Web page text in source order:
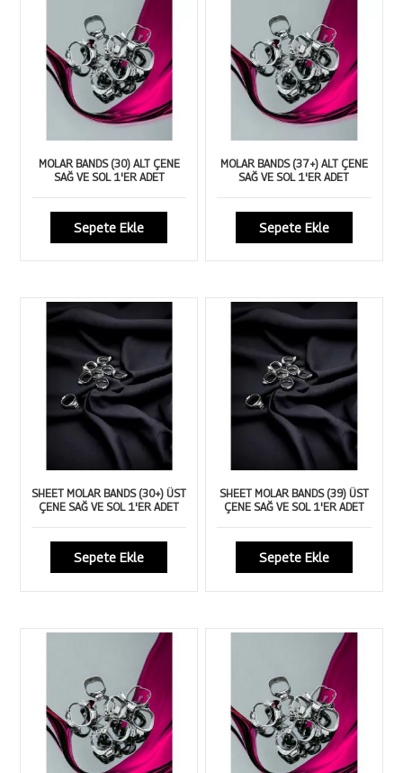
MOLAR BANDS (30) ALT ÇENE
SAĞ VE SOL 1'ER ADET
Sepete Ekle
MOLAR BANDS (37+) ALT ÇENE
SAĞ VE SOL 1'ER ADET
Sepete Ekle
SHEET MOLAR BANDS (30+) ÜST
ÇENE SAĞ VE SOL 1'ER ADET
Sepete Ekle
SHEET MOLAR BANDS (39) ÜST
ÇENE SAĞ VE SOL 1'ER ADET
Sepete Ekle